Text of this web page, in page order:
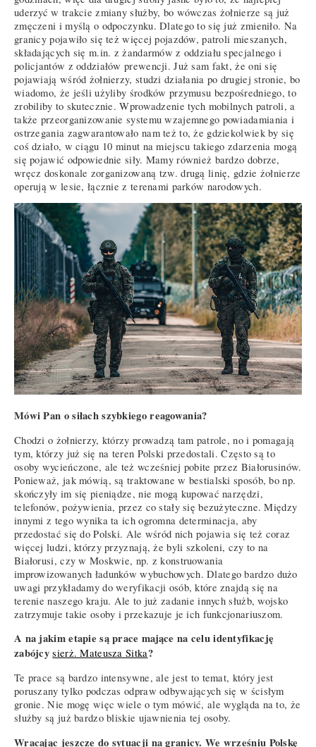
uderzyć w trakcie zmiany służby, bo wówczas żołnierze są już
zmęczeni i myślą o odpoczynku. Dlatego to się już zmieniło. Na
granicy pojawiło się też więcej pojazdów, patroli mieszanych,
składających się m.in. z żandarmów z oddziału specjalnego i
policjantów z oddziałów prewencji. Już sam fakt, że oni się
pojawiają wśród żołnierzy, studzi działania po drugiej stronie, bo
wiadomo, że jeśli użyliby środków przymusu bezpośredniego, to
zrobiliby to skutecznie. Wprowadzenie tych mobilnych patroli, a
także przeorganizowanie systemu wzajemnego powiadamiania i
ostrzegania zagwarantowało nam też to, że gdziekolwiek by się
coś działo, w ciągu 10 minut na miejscu takiego zdarzenia mogą
się pojawić odpowiednie siły. Mamy również bardzo dobrze,
wręcz doskonale zorganizowaną tzw. drugą linię, gdzie żołnierze
operują w lesie, łącznie z terenami parków narodowych.
Mówi Pan o siłach szybkiego reagowania?
Chodzi o żołnierzy, którzy prowadzą tam patrole, no i pomagają
tym, którzy już się na teren Polski przedostali. Często są to
osoby wycieńczone, ale też wcześniej pobite przez Białorusinów.
Ponieważ, jak mówią, są traktowane w bestialski sposób, bo np.
skończyły im się pieniądze, nie mogą kupować narzędzi,
telefonów, pożywienia, przez co stały się bezużyteczne. Między
innymi z tego wynika ta ich ogromna determinacja, aby
przedostać się do Polski. Ale wśród nich pojawia się też coraz
więcej ludzi, którzy przyznają, że byli szkoleni, czy to na
Białorusi, czy w Moskwie, np. z konstruowania
improwizowanych ładunków wybuchowych. Dlatego bardzo dużo
uwagi przykładamy do weryfikacji osób, które znajdą się na
terenie naszego kraju. Ale to już zadanie innych służb, wojsko
zatrzymuje takie osoby i przekazuje je ich funkcjonariuszom.
A na jakim etapie są prace mające na celu identyfikację
zabójcysierż. Mateusza Sitka?
Te prace są bardzo intensywne, ale jest to temat, który jest
poruszany tylko podczas odpraw odbywających się w ścisłym
gronie. Nie mogę więc wiele o tym mówić, ale wygląda na to, że
służby są już bardzo bliskie ujawnienia tej osoby.
Wracając jeszcze do sytuacji na granicy. We wrześniu Polskę